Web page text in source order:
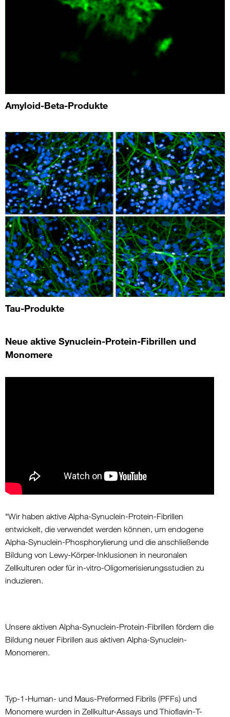
Amyloid-Beta-Produkte
Tau-Produkte
Neue aktive Synuclein-Protein-Fibrillen und
Monomere
"Wir haben aktive Alpha-Synuclein-Protein-Fibrillen
entwickelt, die verwendet werden können, um endogene
Alpha-Synuclein-Phosphorylierung und die anschließende
Bildung von Lewy-Körper-Inklusionen in neuronalen
Zellkulturen oder für in-vitro-Oligomerisierungsstudien zu
induzieren.
Unsere aktiven Alpha-Synuclein-Protein-Fibrillen fördern die
Bildung neuer Fibrillen aus aktiven Alpha-Synuclein-
Monomeren.
Typ-1-Human- und Maus-Preformed Fibrils (PFFs) und
Monomere wurden in Zellkultur-Assays und Thioflavin-T-